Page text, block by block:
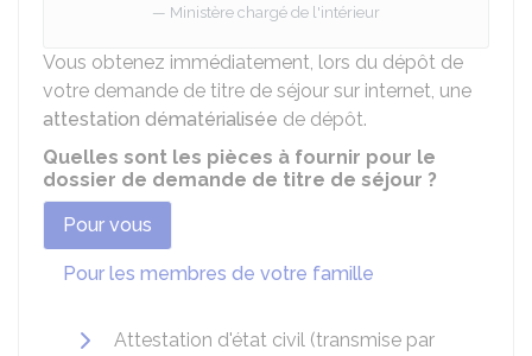
Ministère chargé de l'intérieur
Vous obtenez immédiatement, lors du dépôt de
votre demande de titre de séjour sur internet, une
attestation dématérialisée de dépôt.
Quelles sont les pièces à fournir pour le
dossier de demande de titre de séjour ?
Pour vous
Pour les membres de votre famille
Attestation d'état civil (transmise par